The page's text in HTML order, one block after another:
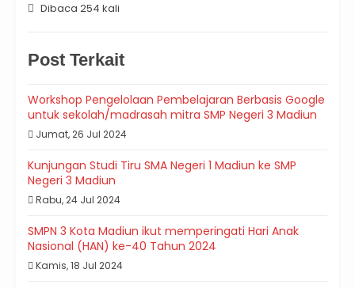
Dibaca 254 kali
Post Terkait
Workshop Pengelolaan Pembelajaran Berbasis Google
untuk sekolah/madrasah mitra SMP Negeri 3 Madiun
Jumat, 26 Jul 2024
Kunjungan Studi Tiru SMA Negeri 1 Madiun ke SMP
Negeri 3 Madiun
Rabu, 24 Jul 2024
SMPN 3 Kota Madiun ikut memperingati Hari Anak
Nasional (HAN) ke-40 Tahun 2024
Kamis, 18 Jul 2024